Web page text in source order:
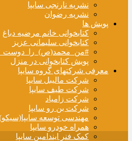
نشریه نارنجی سایپا
نشریه رضوان
پویش ها
کتابخوانی خانم مرضیه دباغ
کتابخوانی سلیمانی عزیز
پویش کتابخوانی در منزل
معرفی شرکتهای گروه سایپا
شرکت مالیبل سایپا
شرکت طیف سایپا
شرکت زامیاد
شرکت بن رو سایپا
مهندسی توسعه
همراه خودرو سایپا
کمک فنر ایندامین سایپا